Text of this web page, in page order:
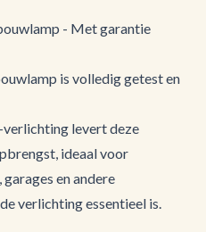
- Met garantie
is volledig getest en
levert deze
ideaal voor
en andere
verlichting essentieel is.